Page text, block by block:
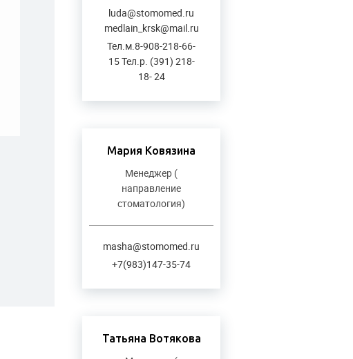
luda@stomomed.ru
medlain_krsk@mail.ru
Тел.м.8-908-218-66-
15 Тел.р. (391) 218-
18- 24
Мария Ковязина
Менеджер (
направление
стоматология)
masha@stomomed.ru
+7(983)147-35-74
Татьяна Вотякова